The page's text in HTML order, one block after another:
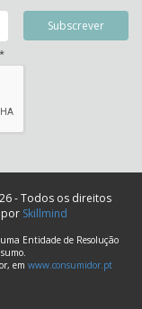
*
- Todos os direitos
por Skillmind
Entidade de Resolução
em www.consumidor.pt